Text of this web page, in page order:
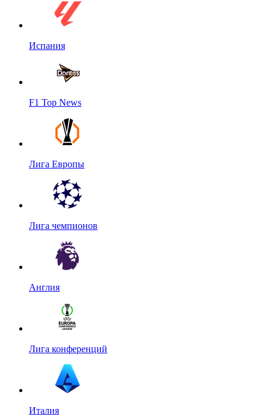
Испания
F1 Top News
Лига Европы
Лига чемпионов
Англия
Лига конференций
Италия